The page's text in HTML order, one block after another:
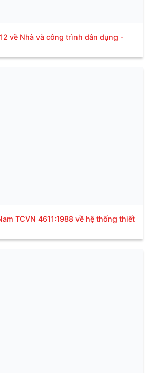
về Nhà và công trình dân dụng -
TCVN 4611:1988 về hệ thống thiết